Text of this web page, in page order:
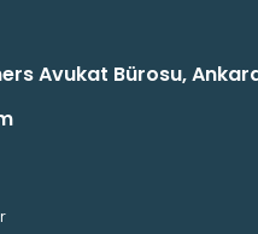
Avukat Bürosu,